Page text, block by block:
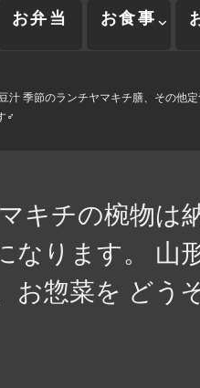
お弁当 お食事
汁️ 季節のランチヤマキチ膳、その他
‍♂️
キチの椀物は
なります。 山
お惣菜を どう